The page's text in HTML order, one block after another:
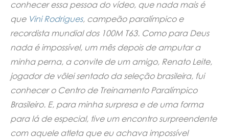
conhecer essa pessoa do vídeo, que nada mais é
que Vini Rodrigues, campeão paralímpico e
recordista mundial dos 100M T63. Como para Deus
nada é impossível, um mês depois de amputar a
minha perna, a convite de um amigo, Renato Leite,
jogador de vôlei sentado da seleção brasileira, fui
conhecer o Centro de Treinamento Paralímpico
Brasileiro. E, para minha surpresa e de uma forma
para lá de especial, tive um encontro surpreendente
com aquele atleta que eu achava impossível